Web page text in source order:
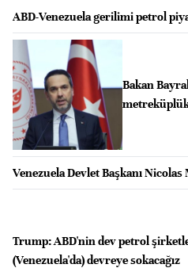
ABD-Venezuela gerilimi petrol
Bakan
metreküplük
Venezuela Devlet Başkanı
Trump: ABD'nin dev petrol
(Venezuela'da) devreye sokacağız